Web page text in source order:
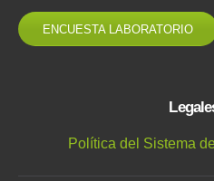
ENCUESTA LABORATORIO
Política del Sistema